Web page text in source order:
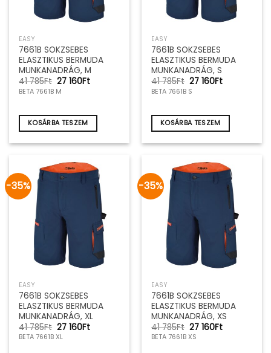
EASY
7661B SOKZSEBES
ELASZTIKUS BERMUDA
MUNKANADRÁG, M
41 785Ft Original
price
was:
785Ft.
27 160FtCurrent
160Ft.
BETA 7661B M
KOSÁRBA TESZEM
EASY
7661B SOKZSEBES
ELASZTIKUS BERMUDA
MUNKANADRÁG, S
41 785Ft Original
price
was:
785Ft.
27 160FtCurrent
160Ft.
BETA 7661B S
KOSÁRBA TESZEM
-35%
EASY
7661B SOKZSEBES
ELASZTIKUS BERMUDA
MUNKANADRÁG, XL
41 785Ft Original
price
was:
27 160FtCurrent
BETA 7661B XL
-35%
EASY
7661B SOKZSEBES
ELASZTIKUS BERMUDA
MUNKANADRÁG, XS
41 785Ft Original
price
was:
27 160FtCurrent
BETA 7661B XS